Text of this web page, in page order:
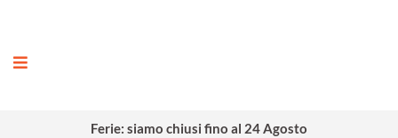
Ferie: siamo chiusi fino al 24 Agosto